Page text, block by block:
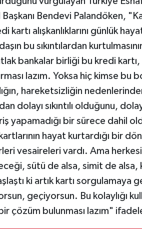
Başkanı Bendevi Palandöken,
kartı alışkanlıklarını günlük
bu sıkıntılardan
bankalar birliği bu kredi
lazım. Yoksa hiç kimse bu
hareketsizliğin
dolayı sıkıntılı olduğunu,
yapamadığı bir sürece dahil
hayat kurtardığı bir
vesaireleri vardı. Ama
sütü de alsa, simit de alsa,
ki artık kartı sorgulamaya
geçiyorsun. Bu kolaylığı
çözüm bulunması lazım"